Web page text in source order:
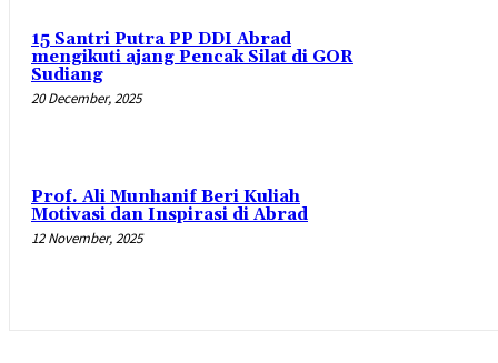
15 Santri Putra PP DDI Abrad
mengikuti ajang Pencak Silat di GOR
Sudiang
20 December, 2025
Prof. Ali Munhanif Beri Kuliah
Motivasi dan Inspirasi di Abrad
12 November, 2025